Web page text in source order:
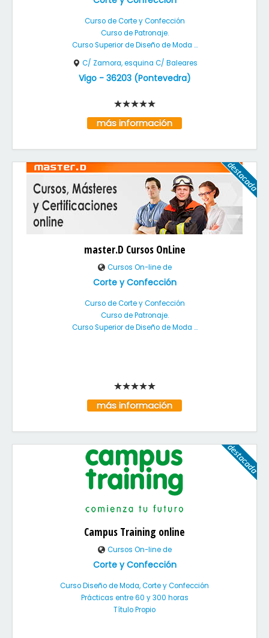
Curso de Corte y Confección
Curso de Patronaje.
Curso Superior de Diseño de Moda ...
C/ Zamora, esquina C/ Baleares
Vigo- 36203(Pontevedra)
más información
master.D Cursos OnLine
Cursos On-line de
Corte y Confección
Curso de Corte y Confección
Curso de Patronaje.
Curso Superior de Diseño de Moda ...
más información
Campus Training online
Cursos On-line de
Corte y Confección
Curso Diseño de Moda, Corte y Confección
Prácticas entre 60 y 300 horas
Título Propio